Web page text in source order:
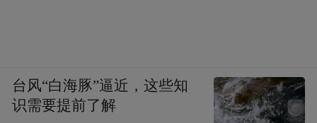
台风“白海豚”逼近，这些知
识需要提前了解